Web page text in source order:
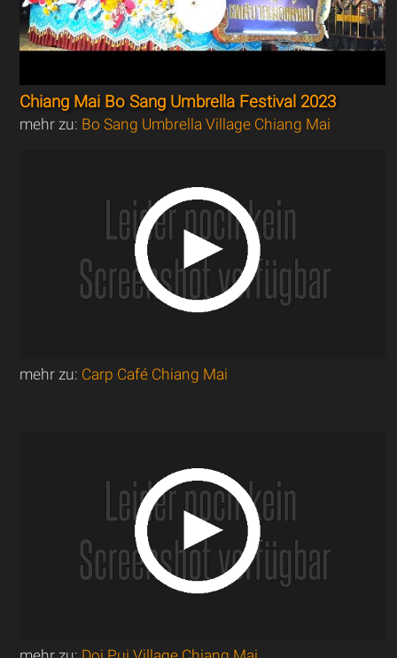
Chiang Mai Bo Sang Umbrella Festival 2023
mehr zu: Bo Sang Umbrella Village Chiang Mai
mehr zu: Carp Café Chiang Mai